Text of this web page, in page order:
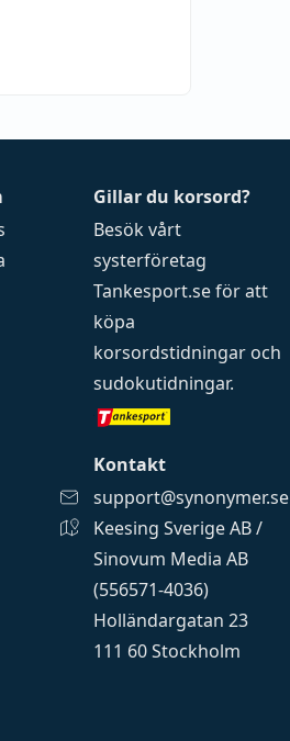
Gillar du korsord?
Besök vårt
systerföretag
Tankesport.seför att
köpa
korsordstidningar och
sudokutidningar.
Kontakt
support@synonymer.se
Keesing Sverige AB /
Sinovum Media AB
(556571-4036)
Holländargatan 23
111 60 Stockholm